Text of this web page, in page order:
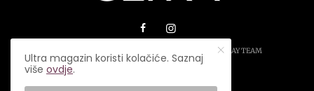
© 2026 ULTRA MAGAZIN. SVA PRAVA ZADRŽANA.PLAY TEAM
Ultra magazin koristi kolačiće. Saznaj
višeovdje.